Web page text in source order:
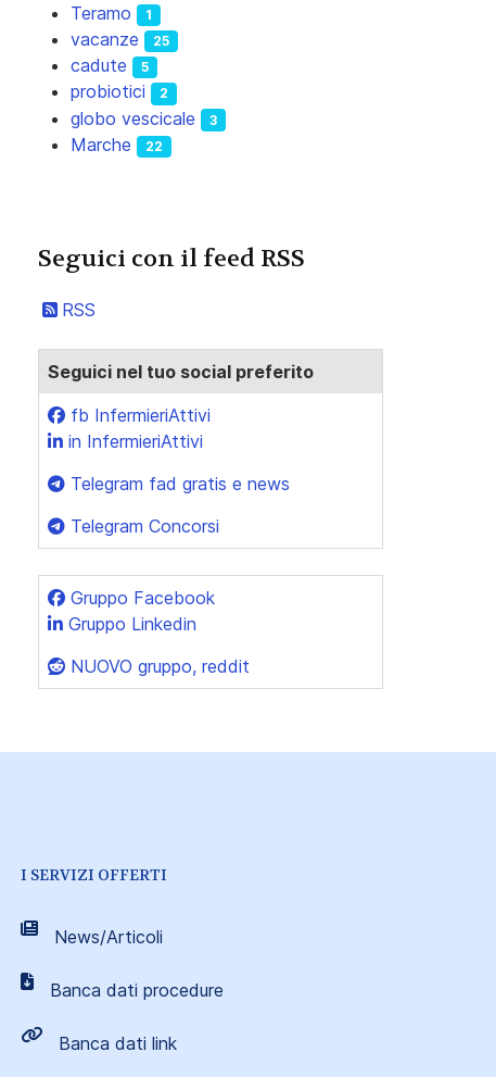
Teramo 1
vacanze 25
cadute 5
probiotici 2
globo vescicale 3
Marche 22
Seguici con il feed RSS
RSS
Seguici nel tuo social preferito
fb InfermieriAttivi
in InfermieriAttivi
Telegram fad gratis e news
Telegram Concorsi
Gruppo Facebook
Gruppo Linkedin
NUOVO gruppo, reddit
I SERVIZI OFFERTI
News/Articoli
Banca dati procedure
Banca dati link